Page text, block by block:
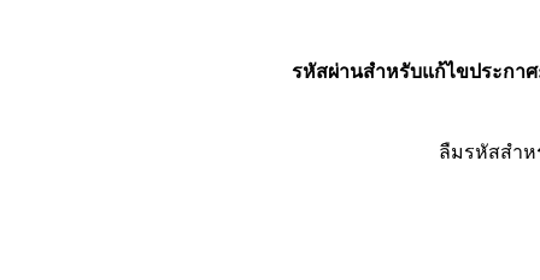
รหัสผ่านสำหรับแก้ไขประกาศ
ลืมรหัสสำ